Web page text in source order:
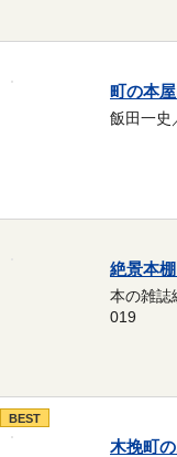
町の本
飯田一史
絶景本棚
本の雑誌
019
BEST
木挽町